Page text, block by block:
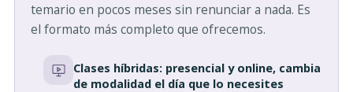
temario en pocos meses sin renunciar a nada. Es
el formato más completo que ofrecemos.
Clases híbridas: presencial y online, cambia
de modalidad el día que lo necesites